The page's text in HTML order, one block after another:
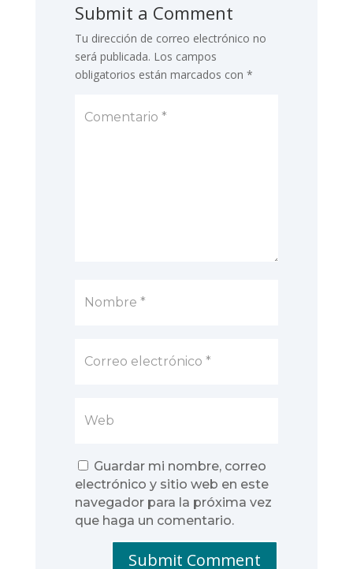
Submit a Comment
Tu dirección de correo electrónico no
será publicada. Los campos
obligatorios están marcados con *
Guardar mi nombre, correo
electrónico y sitio web en este
navegador para la próxima vez
que haga un comentario.
Submit Comment